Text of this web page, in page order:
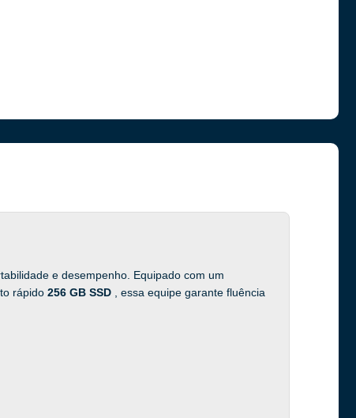
e desempenho. Equipado com um
rápido 256 GB SSD
, essa equipe garante fluência